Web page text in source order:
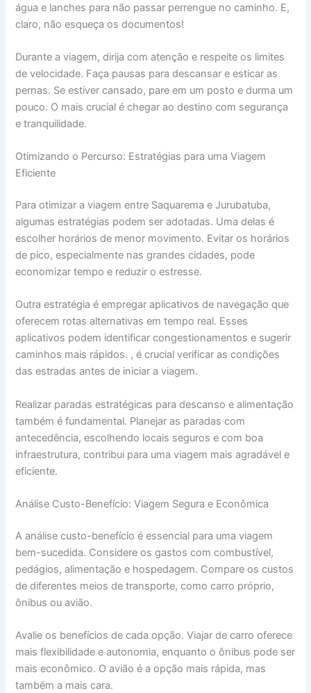
água e lanches para não passar perrengue no caminho. E,
claro, não esqueça os documentos!
Durante a viagem, dirija com atenção e respeite os limites
de velocidade. Faça pausas para descansar e esticar as
pernas. Se estiver cansado, pare em um posto e durma um
pouco. O mais crucial é chegar ao destino com segurança
e tranquilidade.
Otimizando o Percurso: Estratégias para uma Viagem
Eficiente
Para otimizar a viagem entre Saquarema e Jurubatuba,
algumas estratégias podem ser adotadas. Uma delas é
escolher horários de menor movimento. Evitar os horários
de pico, especialmente nas grandes cidades, pode
economizar tempo e reduzir o estresse.
Outra estratégia é empregar aplicativos de navegação que
oferecem rotas alternativas em tempo real. Esses
aplicativos podem identificar congestionamentos e sugerir
caminhos mais rápidos. , é crucial verificar as condições
das estradas antes de iniciar a viagem.
Realizar paradas estratégicas para descanso e alimentação
também é fundamental. Planejar as paradas com
antecedência, escolhendo locais seguros e com boa
infraestrutura, contribui para uma viagem mais agradável e
eficiente.
Análise Custo-Benefício: Viagem Segura e Econômica
A análise custo-benefício é essencial para uma viagem
bem-sucedida. Considere os gastos com combustível,
pedágios, alimentação e hospedagem. Compare os custos
de diferentes meios de transporte, como carro próprio,
ônibus ou avião.
Avalie os benefícios de cada opção. Viajar de carro oferece
mais flexibilidade e autonomia, enquanto o ônibus pode ser
mais econômico. O avião é a opção mais rápida, mas
também a mais cara.